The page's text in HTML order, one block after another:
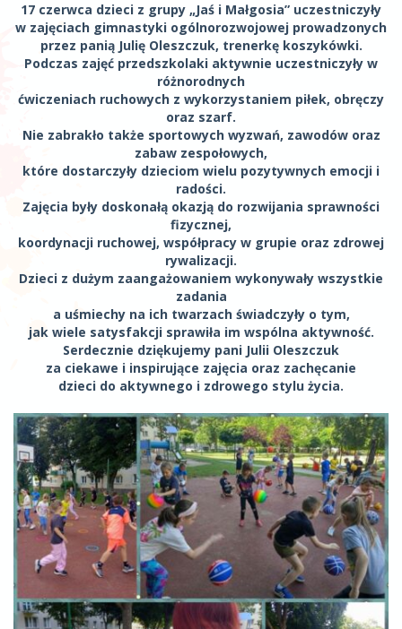
17 czerwca dzieci z grupy „Jaś i Małgosia” uczestniczyły
w zajęciach gimnastyki ogólnorozwojowej prowadzonych
przez panią Julię Oleszczuk, trenerkę koszykówki.
Podczas zajęć przedszkolaki aktywnie uczestniczyły w
różnorodnych
ćwiczeniach ruchowych z wykorzystaniem piłek, obręczy
oraz szarf.
Nie zabrakło także sportowych wyzwań, zawodów oraz
zabaw zespołowych,
które dostarczyły dzieciom wielu pozytywnych emocji i
radości.
Zajęcia były doskonałą okazją do rozwijania sprawności
fizycznej,
koordynacji ruchowej, współpracy w grupie oraz zdrowej
rywalizacji.
Dzieci z dużym zaangażowaniem wykonywały wszystkie
zadania
a uśmiechy na ich twarzach świadczyły o tym,
jak wiele satysfakcji sprawiła im wspólna aktywność.
Serdecznie dziękujemy pani Julii Oleszczuk
za ciekawe i inspirujące zajęcia oraz zachęcanie
dzieci do aktywnego i zdrowego stylu życia.